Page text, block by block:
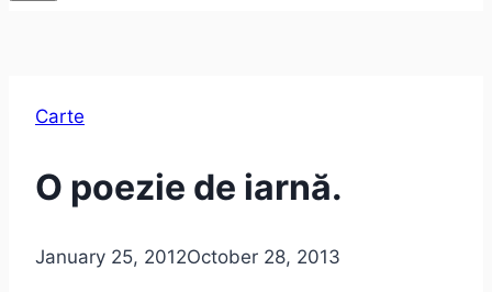
Carte
O poezie de iarnă.
January 25, 2012October 28, 2013